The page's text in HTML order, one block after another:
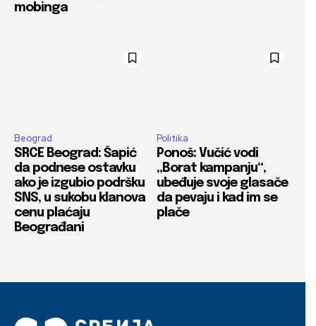
mobinga
Beograd
SRCE Beograd: Šapić
da podnese ostavku
ako je izgubio podršku
SNS, u sukobu klanova
cenu plaćaju
Beograđani
Politika
Ponoš: Vučić vodi
„Borat kampanju“,
ubeđuje svoje glasače
da pevaju i kad im se
plače